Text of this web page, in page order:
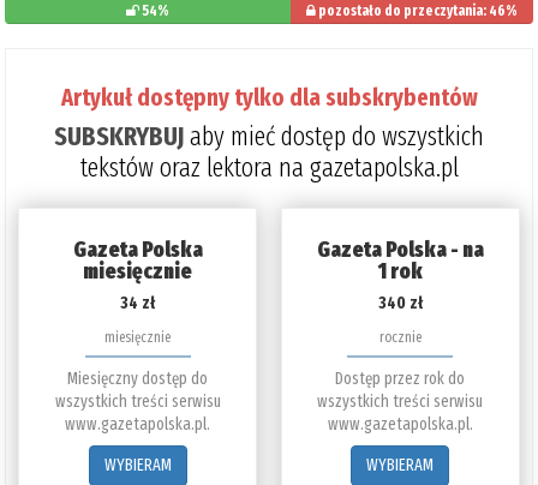
54% pozostało do przeczytania: 46%
Artykuł dostępny tylko dla subskrybentów
SUBSKRYBUJaby mieć dostęp do wszystkich
tekstów oraz lektora na gazetapolska.pl
Gazeta Polska
miesięcznie
34 zł
miesięcznie
Miesięczny dostęp do
wszystkich treści serwisu
www.gazetapolska.pl.
WYBIERAM
Gazeta Polska - na
1 rok
340 zł
rocznie
Dostęp przez rok do
wszystkich treści serwisu
www.gazetapolska.pl.
WYBIERAM